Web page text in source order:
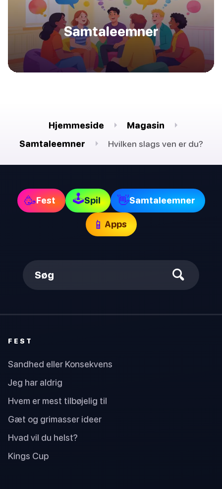
Samtaleemner
Hjemmeside
Magasin
Samtaleemner
Hvilken slags ven er du?
🥳Fest 🕹Spil 👋Samtaleemner
📱 Apps
Søg
FEST
Sandhed eller Konsekvens
Jeg har aldrig
Hvem er mest tilbøjelig til
Gæt og grimasser ideer
Hvad vil du helst?
Kings Cup